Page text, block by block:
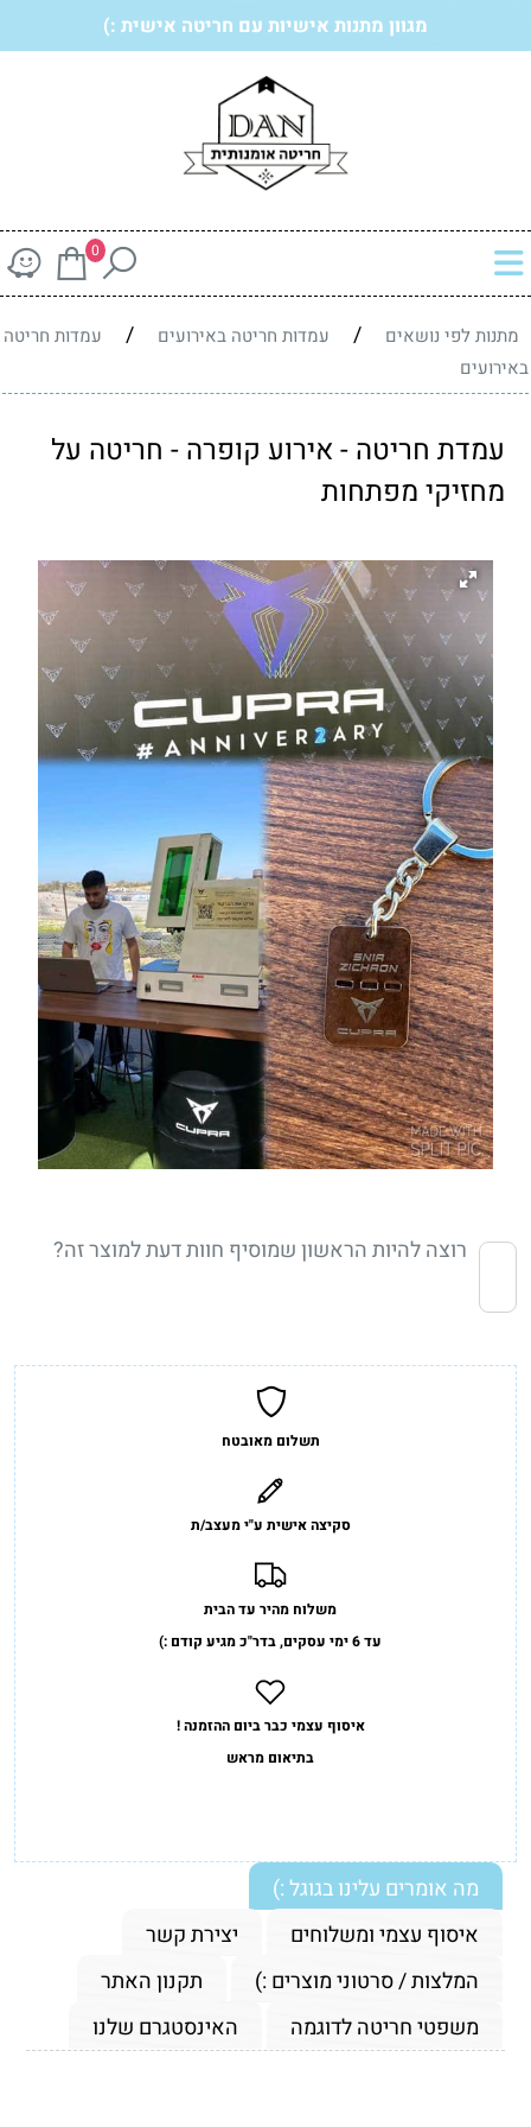
מגוון מתנות אישיות עם חריטה אישית :)
0
מתנות לפי נושאים / עמדות חריטה באירועים /
עמדות חריטה
באירועים
עמדת חריטה - אירוע קופרה - חריטה על
מחזיקי מפתחות
רוצה להיות הראשון שמוסיף חוות דעת למוצר זה?
תשלום מאובטח
סקיצה אישית ע"י מעצב/ת
משלוח מהיר עד הבית
עד 6 ימי עסקים, בדר"כ מגיע קודם :)
איסוף עצמי כבר ביום ההזמנה !
בתיאום מראש
מה אומרים עלינו בגוגל :)
איסוף עצמי ומשלוחים
יצירת קשר
המלצות / סרטוני מוצרים :)
תקנון האתר
משפטי חריטה לדוגמה
האינסטגרם שלנו